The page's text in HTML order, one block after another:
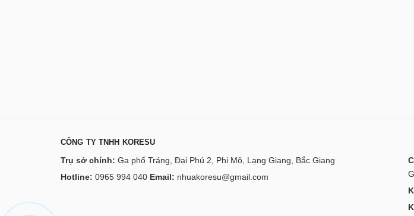
CÔNG TY TNHH KORESU
Trụ sở chính: Ga phố Tráng, Đại Phú 2, Phi Mô, Lạng Giang, Bắc Giang
Hotline: 0965 994 040 Email: nhuakoresu@gmail.com